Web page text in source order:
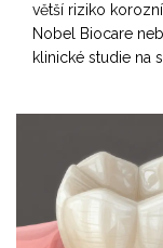
větší riziko
Nobel Biocare
klinické studie na